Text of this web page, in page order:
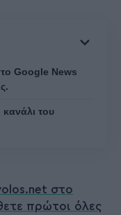
Google News
του
στο
πρώτοι όλες